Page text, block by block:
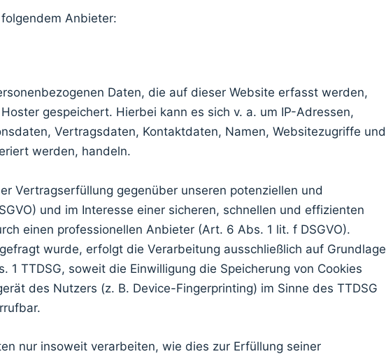
Anbieter:
Daten, die auf dieser Website erfasst werden,
gespeichert. Hierbei kann es sich v. a. um IP-Adressen,
Vertragsdaten, Kontaktdaten, Namen, Websitezugriffe und
werden, handeln.
Vertragserfüllung gegenüber unseren potenziellen und
und im Interesse einer sicheren, schnellen und effizienten
einen professionellen Anbieter (Art. 6 Abs. 1 lit. f DSGVO).
wurde, erfolgt die Verarbeitung ausschließlich auf Grundlage
1 TTDSG, soweit die Einwilligung die Speicherung von Cookies
des Nutzers (z. B. Device-Fingerprinting) im Sinne des TTDSG
nur insoweit verarbeiten, wie dies zur Erfüllung seiner